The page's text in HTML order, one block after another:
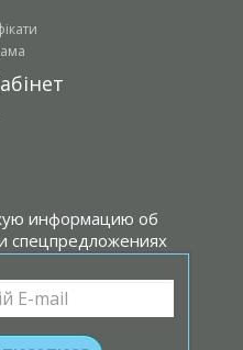
информацию об
спецпредложениях